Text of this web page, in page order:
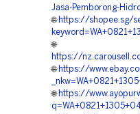
Jasa-Pemborong-
🌐 https://shopee.sg/
🌐
https://
🌐 https://
🌐 https://